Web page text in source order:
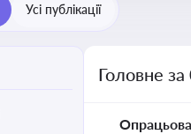
Усі публікації
Головне